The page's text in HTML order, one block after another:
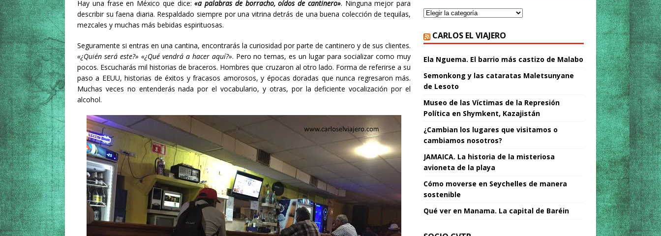
Hay una frase en México que dice:«a palabras de borracho, oídos de cantinero». Ninguna mejor para
describir su faena diaria. Respaldado siempre por una vitrina detrás de una buena colección de tequilas,
mezcales y muchas más bebidas espirituosas.
Seguramente si entras en una cantina, encontrarás la curiosidad por parte de cantinero y de sus clientes.
«¿Quién será este?» «¿Qué vendrá a hacer aquí?». Pero no temas, es un lugar para socializar como muy
pocos. Escucharás mil historias de braceros. Hombres que cruzaron al otro lado. Forma de referirse a su
paso a EEUU, historias de éxitos y fracasos amorosos, y épocas doradas que nunca regresaron más.
Muchas veces no entenderás nada por el vocabulario, y otras, por la deficiente vocalización por el
alcohol.
CARLOS EL VIAJERO
Ela Nguema. El barrio más castizo de Malabo
Semonkong y las cataratas Maletsunyane
de Lesoto
Museo de las Víctimas de la Represión
Política en Shymkent, Kazajistán
¿Cambian los lugares que visitamos o
cambiamos nosotros?
JAMAICA. La historia de la misteriosa
avioneta de la playa
Cómo moverse en Seychelles de manera
sostenible
Qué ver en Manama. La capital de Baréin